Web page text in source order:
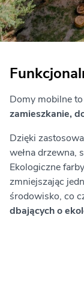
Domy mobilne
zamieszkanie,
Dzięki
wełna drzewna,
Ekologiczne
zmniejszając
środowisko, co
dbających o